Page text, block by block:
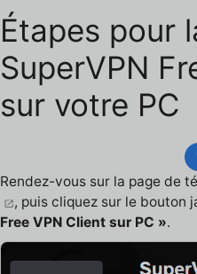
Étapes pour
SuperVPN
sur votre PC
Rendez-vous sur la page de
, puis cliquez sur le bouton
Free VPN Client sur PC ».